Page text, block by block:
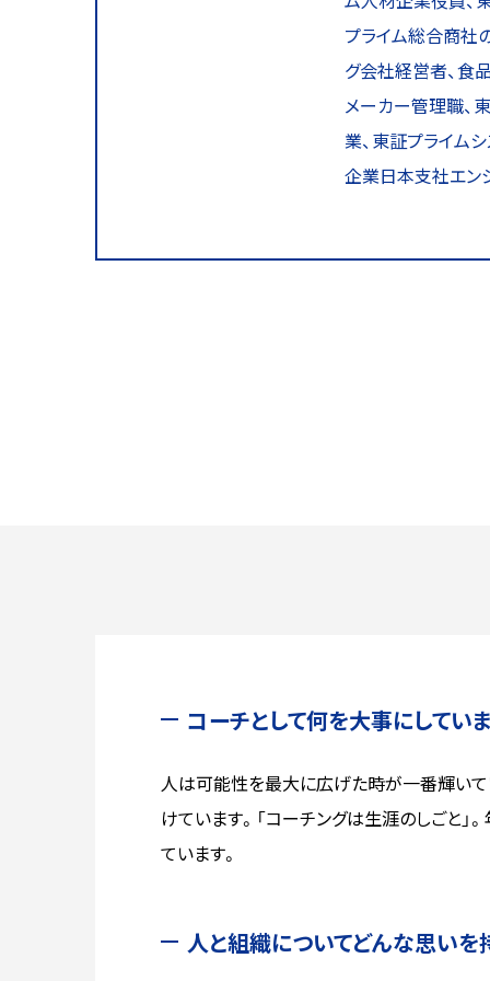
プライム総合商社
グ会社経営者、食
メーカー管理職、
業、東証プライム
企業日本支社エン
コーチとして何を大事にしてい
人は可能性を最大に広げた時が一番輝いて
けています。「コーチングは生涯のしごと
ています。
人と組織についてどんな思いを